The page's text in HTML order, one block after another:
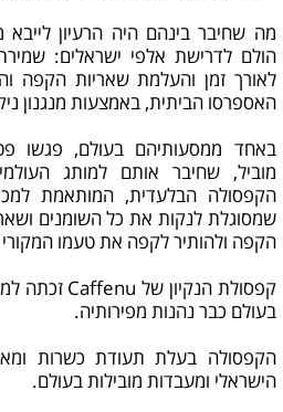
מה שחיבר בינהם היה הרעיון
הולם לדרישת אלפי ישראלים:
לאורך זמן והעלמת שאריות הקפה
האספרסו הביתית, באמצעות מנגנון
באחד ממסעותיהם בעולם, פגשו
שמסוגלת לנקות את כל השומנים
הקפה ולהותיר לקפה את טעמו
בעולם כבר נהנות מפירותיה.
הקפסולה בעלת תעודת כשרות
הישראלי ומעבדות מובילות בעולם.